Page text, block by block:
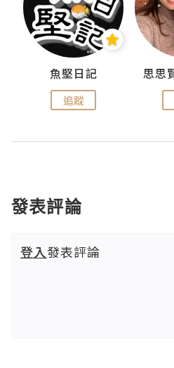
魚堅日記
追蹤
發表評論
登入發表評論